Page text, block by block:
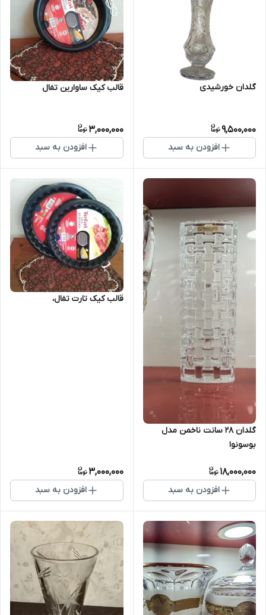
گلدان خورشیدی
9,500,000
افزودن به سبد
قالب کیک ساوارین تفال
3,000,000
افزودن به سبد
گلدان ۲۸ سانت ناخمن مدل
بوسونوا
18,000,000
افزودن به سبد
قالب کیک تارت تفال،
3,000,000
افزودن به سبد